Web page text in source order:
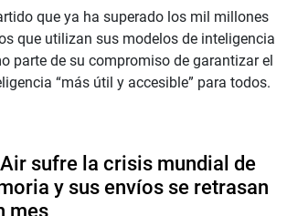
que ya ha superado los mil millones
que utilizan sus modelos de inteligencia
parte de su compromiso de garantizar el
“más útil y accesible” para todos.
sufre la crisis mundial de
y sus envíos se retrasan
mes